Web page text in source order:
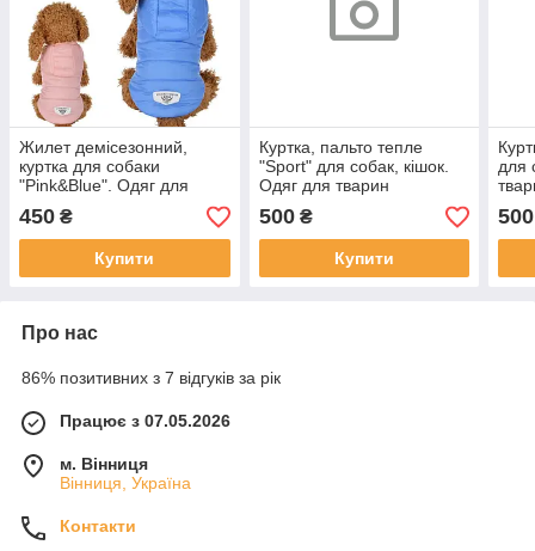
Жилет демісезонний,
куртка для собаки
"Pink&Blue". Одяг для
тварин
450 ₴
Купити
Куртка, пальто тепле
"Sport" для собак, кішок.
Одяг для тварин
500₴
Купити
для
500
Про нас
86% позитивних з 7 відгуків за рік
Працює з 07.05.2026
м. Вінниця
Вінниця, Україна
Контакти